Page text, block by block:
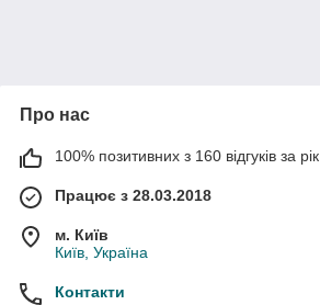
Про нас
100% позитивних з 160 відгуків за рік
Працює з 28.03.2018
м. Київ
Київ, Україна
Контакти